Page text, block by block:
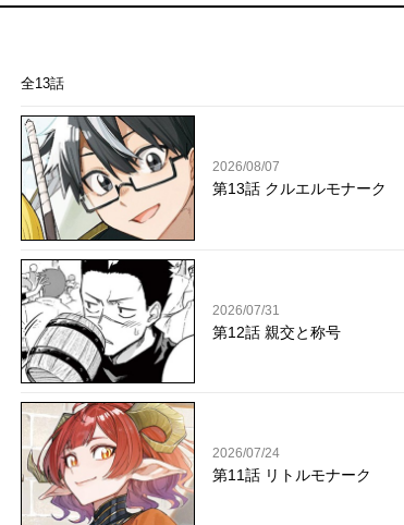
全13話
2026/08/07
第13話 クルエルモナーク
2026/07/31
第12話 親交と称号
2026/07/24
第11話 リトルモナーク